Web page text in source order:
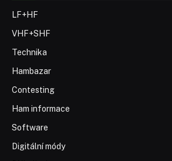
LF+HF
VHF+SHF
Technika
Hambazar
Contesting
Ham informace
Software
Digitální módy